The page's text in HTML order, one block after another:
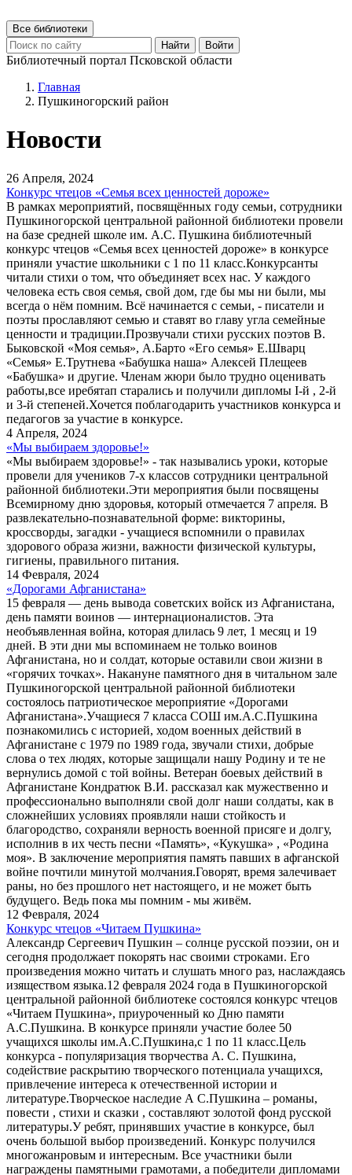
Все библиотеки
Найти
Войти
Библиотечный портал Псковской области
Главная
Пушкиногорский район
Новости
26 Апреля, 2024
Конкурс чтецов «Семья всех ценностей дороже»
В рамках мероприятий, посвящённых году семьи, сотрудники
Пушкиногорской центральной районной библиотеки провели
на базе средней школе им. А.С. Пушкина библиотечный
конкурс чтецов «Семья всех ценностей дороже» в конкурсе
приняли участие школьники с 1 по 11 класс.Конкурсанты
читали стихи о том, что объединяет всех нас. У каждого
человека есть своя семья, свой дом, где бы мы ни были, мы
всегда о нём помним. Всё начинается с семьи, - писатели и
поэты прославляют семью и ставят во главу угла семейные
ценности и традиции.Прозвучали стихи русских поэтов В.
Быковской «Моя семья», А.Барто «Его семья» Е.Шварц
«Семья» Е.Трутнева «Бабушка наша» Алексей Плещеев
«Бабушка» и другие. Членам жюри было трудно оценивать
работы,все иребятап старались и получили дипломы I-й , 2-й
и 3-й степеней.Хочется поблагодарить участников конкурса и
педагогов за участие в конкурсе.
4 Апреля, 2024
«Мы выбираем здоровье!»
«Мы выбираем здоровье!» - так назывались уроки, которые
провели для учеников 7-х классов сотрудники центральной
районной библиотеки.Эти мероприятия были посвящены
Всемирному дню здоровья, который отмечается 7 апреля. В
развлекательно-познавательной форме: викторины,
кроссворды, загадки - учащиеся вспомнили о правилах
здорового образа жизни, важности физической культуры,
гигиены, правильного питания.
14 Февраля, 2024
«Дорогами Афганистана»
15 февраля — день вывода советских войск из Афганистана,
день памяти воинов — интернационалистов. Эта
необъявленная война, которая длилась 9 лет, 1 месяц и 19
дней. В эти дни мы вспоминаем не только воинов
Афганистана, но и солдат, которые оставили свои жизни в
«горячих точках». Накануне памятного дня в читальном зале
Пушкиногорской центральной районной библиотеки
состоялось патриотическое мероприятие «Дорогами
Афганистана».Учащиеся 7 класса СОШ им.А.С.Пушкина
познакомились с историей, ходом военных действий в
Афганистане с 1979 по 1989 года, звучали стихи, добрые
слова о тех людях, которые защищали нашу Родину и те не
вернулись домой с той войны. Ветеран боевых действий в
Афганистане Кондратюк В.И. рассказал как мужественно и
профессионально выполняли свой долг наши солдаты, как в
сложнейших условиях проявляли наши стойкость и
благородство, сохраняли верность военной присяге и долгу,
исполнив в их честь песни «Память», «Кукушка» , «Родина
моя». В заключение мероприятия память павших в афганской
войне почтили минутой молчания.Говорят, время залечивает
раны, но без прошлого нет настоящего, и не может быть
будущего. Ведь пока мы помним - мы живём.
12 Февраля, 2024
Конкурс чтецов «Читаем Пушкина»
Александр Сергеевич Пушкин – солнце русской поэзии, он и
сегодня продолжает покорять нас своими строками. Его
произведения можно читать и слушать много раз, наслаждаясь
изяществом языка.12 февраля 2024 года в Пушкиногорской
центральной районной библиотеке состоялся конкурс чтецов
«Читаем Пушкина», приуроченный ко Дню памяти
А.С.Пушкина. В конкурсе приняли участие более 50
учащихся школы им.А.С.Пушкина,с 1 по 11 класс.Цель
конкурса - популяризация творчества А. С. Пушкина,
содействие раскрытию творческого потенциала учащихся,
привлечение интереса к отечественной истории и
литературе.Творческое наследие А С.Пушкина – романы,
повести , стихи и сказки , составляют золотой фонд русской
литературы.У ребят, принявших участие в конкурсе, был
очень большой выбор произведений. Конкурс получился
многожанровым и интересным. Все участники были
награждены памятными грамотами, а победители дипломами